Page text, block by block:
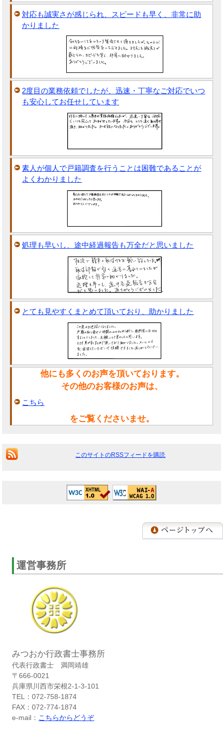
対応も誠実さが感じられ、スピードも早く、非常に助
かりました
2度目の業務依頼でしたが、迅速・丁寧なご対応でいつ
も安心してお任せしています
素人が個人で戸籍調査を行うことは困難であることが
よくわかりました
処理も早いし、途中経過報告も万全だと思いました
とても見やすくまとめて頂いており、助かりました
他にも多くのお声を頂いております。
その他のお客様のお声は、
こちら
をご覧くださいませ。
このサイトのRSSフィードを購読
運営事務所
みつおか行政書士事務所
代表行政書士 満岡靖雄
〒666-0021
兵庫県川西市栄根2-1-3-101
TEL：072-758-1874
FAX：072-774-1874
e-mail： こちらからどうぞ